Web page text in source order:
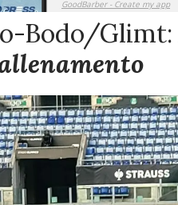
Bodo/